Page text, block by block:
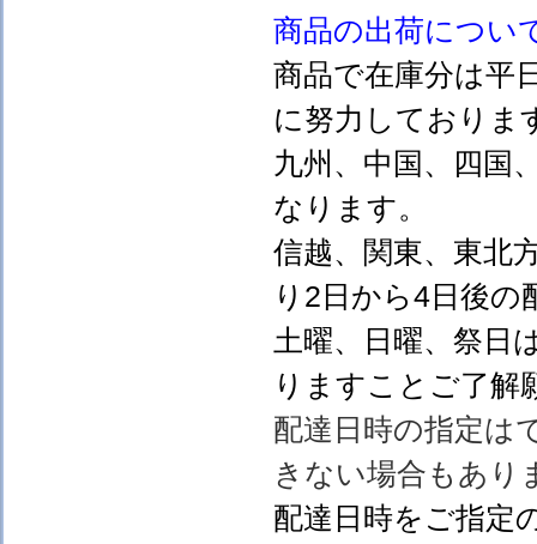
商品の出荷につい
商品で在庫分は平
に努力しておりま
九州、中国、四国
なります。
信越、関東、東北
り2日から4日後の
土曜、日曜、祭日
りますことご了解
配達日時の指定は
きない場合もあり
配達日時をご指定